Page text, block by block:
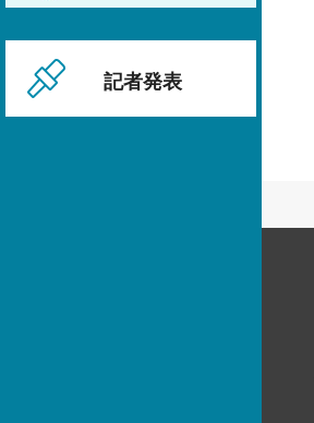
記者発表